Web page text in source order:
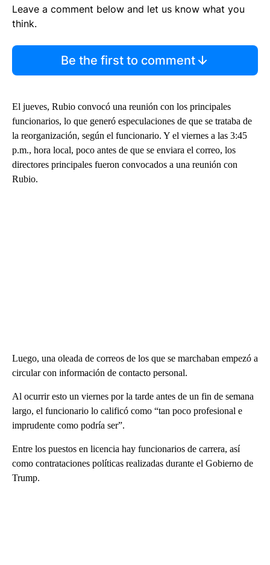
Leave a comment below and let us know what you
think.
Be the first to comment
El jueves, Rubio convocó una reunión con los principales
funcionarios, lo que generó especulaciones de que se trataba de
la reorganización, según el funcionario. Y el viernes a las 3:45
p.m., hora local, poco antes de que se enviara el correo, los
directores principales fueron convocados a una reunión con
Rubio.
Luego, una oleada de correos de los que se marchaban empezó a
circular con información de contacto personal.
Al ocurrir esto un viernes por la tarde antes de un fin de semana
largo, el funcionario lo calificó como “tan poco profesional e
imprudente como podría ser”.
Entre los puestos en licencia hay funcionarios de carrera, así
como contrataciones políticas realizadas durante el Gobierno de
Trump.